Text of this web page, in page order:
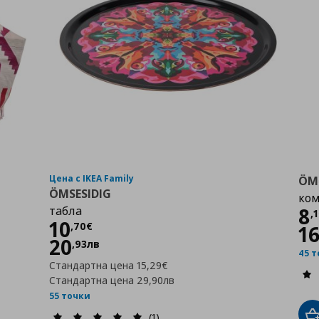
Цена с IKEA Family
ÖMSESIDIG
табла
10,70€
Цена
20,93лв
Стандартна цена15,29€
Стандартна цена 29,90лв
55 точки
8,
45